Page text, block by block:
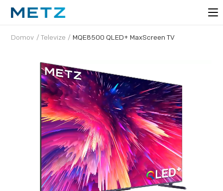
Domov / Televize / MQE8500 QLED+ MaxScreen TV